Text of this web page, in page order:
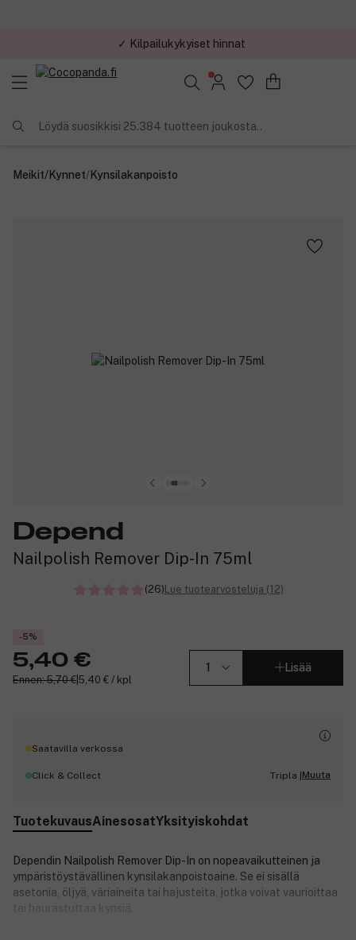
✓ Kilpailukykyiset hinnat
Löydä suosikkisi 25.384 tuotteen joukosta..
Meikit/Kynnet/Kynsilakanpoisto
Depend
Nailpolish Remover Dip-In 75ml
(26) Lue tuotearvosteluja (12)
-5%
5,40 €
Ennen: 5,70 € 5,40 € / kpl
Lisää
Saatavilla verkossa
Click & Collect Tripla |Muuta
TuotekuvausAinesosatYksityiskohdat
Dependin Nailpolish Remover Dip-In on nopeavaikutteinen ja
ympäristöystävällinen kynsilakanpoistoaine. Se ei sisällä
asetonia, öljyä, väriaineita tai hajusteita, jotka voivat vaurioittaa
tai haurastuttaa kynsiä.